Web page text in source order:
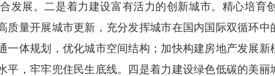
发展。二是着力建设富有活力的创新城市。精心培育
质量开展城市更新，充分发挥城市在国内国际双循环
一体规划，优化城市空间结构；加快构建房地产发展
平，牢牢兜住民生底线。四是着力建设绿色低碳的美